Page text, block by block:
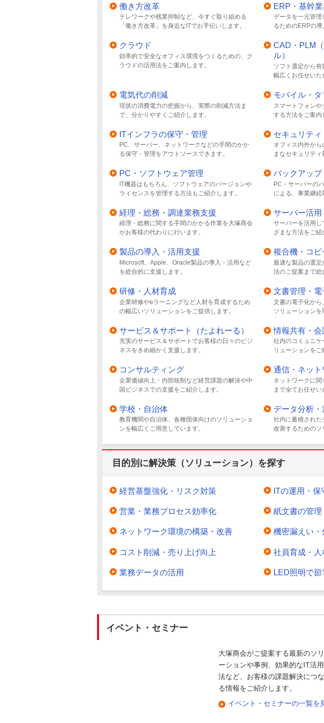
働き方改革
テレワークや残業抑制など、今すぐ取り組める
「働き方改革」を身近なITでお手伝いします。
ERP・基幹
データを一元管理
るためのERPの導
クラウド
効率的で安全なオフィス環境をつくるための、ク
ラウドの活用法をご案内します。
CAD・PLM
ル）
ソフト選定から
幅広くお任せいた
電気代の削減
現状の消費電力の把握から、実際の削減方法ま
で、分かりやすくご紹介します。
モバイル・タ
スマートフォン
する方法をご案内
ITインフラの保守・管理
PC、サーバー、ネットワークなどの手間のかか
る保守・管理をアウトソースできます。
セキュリティ
オフィス内外か
まなセキュリティ
PC・ソフトウェア管理
IT機器はもちろん、ソフトウェアのバージョンや
ライセンスを管理する方法もご紹介します。
バックアップ
PC・サーバーの
による、事業継続
経理・総務・調達業務支援
経理・総務に関する手間のかかる作業を大塚商会
がお客様の代わりに行います。
サーバー活用
サーバーを活用し
ざまな方法をご紹
製品の導入・活用支援
Microsoft、Apple、Oracle製品の導入・活用など
を総合的に支援します。
複合機・コピ
最適な製品の選定
法のご提案まで総
研修・人材育成
企業研修やeラーニングなど人材を育成するため
の幅広いソリューションをご提供します。
文書管理・
文書の電子化から
ソリューションを
サービス＆サポート（たよれーる）
充実のサービス＆サポートでお客様の日々のビジ
ネスをきめ細かく支援します。
情報共有・会
社内のコミュニケ
リューションをご
コンサルティング
企業価値向上・内部統制など経営課題の解決や中
国ビジネスでの支援をご紹介します。
通信・ネット
ネットワークに
まで全てお任せい
学校・自治体
教育機関や自治体、各種団体向けのソリューショ
ンを幅広くご用意しています。
データ分析・
社内に蓄積された
改善するためのソ
目的別に解決策（ソリューション）を探す
経営基盤強化・リスク対策 ITの運用・
営業・業務プロセス効率化 紙文書の管理
ネットワーク環境の構築・改善 機密漏えい
コスト削減・売り上げ向上 社員育成・人
業務データの活用 LED照明で
イベント・セミナー
大塚商会がご提案する最新のソリ
ーションや事例、効果的なIT活
法など、お客様の課題解決につ
る情報をご紹介します。
イベント・セミナーの一覧を